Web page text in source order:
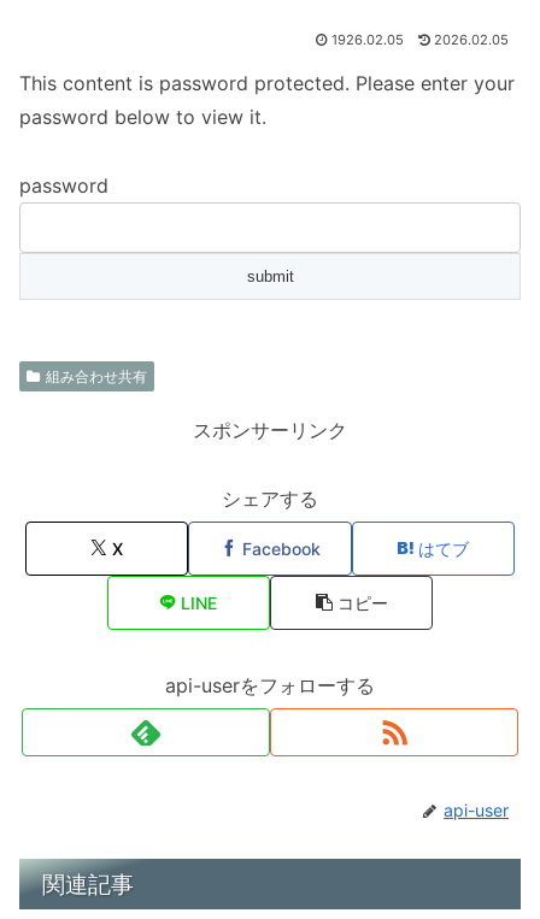
1926.02.05 2026.02.05
This content is password protected. Please enter your
password below to view it.
password
組み合わせ共有
スポンサーリンク
シェアする
X Facebook はてブ
LINE コピー
api-userをフォローする
api-user
関連記事